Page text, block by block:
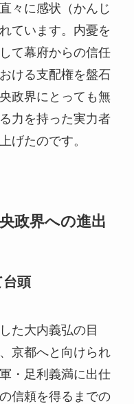
々に感状（かんじ
ています。内憂を
て幕府からの信任
ける支配権を盤石
政界にとっても無
力を持った実力者
げたのです。
政界への進出
台頭
た大内義弘の目
京都へと向けられ
・足利義満に出仕
信頼を得るまでの